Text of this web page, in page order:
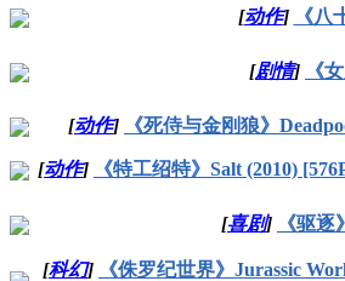
[动作] 《八
[剧情] 《
[动作] 《死侍与金刚狼》
[动作] 《特工绍特》Salt (2010)
[喜剧] 《驱
[科幻]
《侏罗纪世界》Jurassic